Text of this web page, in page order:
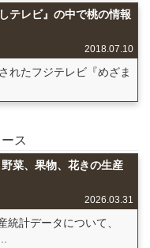
テレビ』の中で桃の情報
2018.07.10
れたフジテレビ『めざま
ス
菜、果物、花きの生産
2026.03.31
計データについて、